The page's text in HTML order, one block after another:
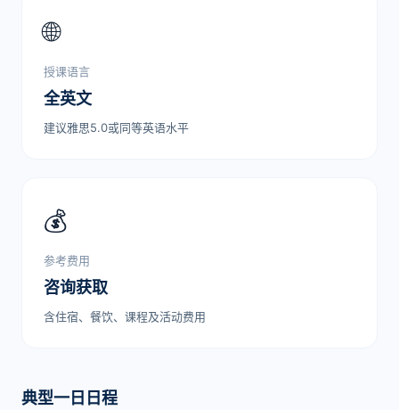
🌐
授课语言
全英文
建议雅思5.0或同等英语水平
💰
参考费用
咨询获取
含住宿、餐饮、课程及活动费用
典型一日日程